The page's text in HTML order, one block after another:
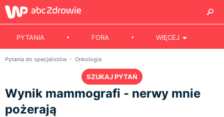
PYTANIA FORA WIĘCEJ
Pytania do specjalistów Onkologia
SZUKAJ PYTAŃ
Wynik mammografi - nerwy mnie
pożerają